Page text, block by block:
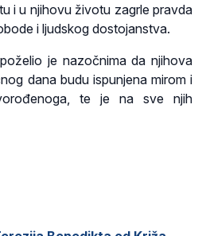
i u njihovu životu zagrle pravda
i ljudskog dostojanstva.
je nazočnima da njihova
dana budu ispunjena mirom i
te je na sve njih